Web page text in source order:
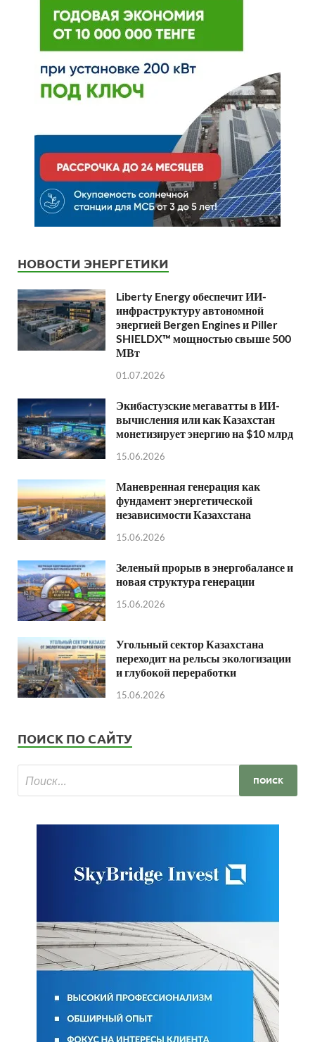
НОВОСТИ ЭНЕРГЕТИКИ
Liberty Energy обеспечит ИИ-
инфраструктуру автономной
энергией Bergen Engines и Piller
SHIELDX™ мощностью свыше 500
МВт
01.07.2026
Экибастузские мегаватты в ИИ-
вычисления или как Казахстан
монетизирует энергию на $10 млрд
15.06.2026
Маневренная генерация как
фундамент энергетической
независимости Казахстана
15.06.2026
Зеленый прорыв в энергобалансе и
новая структура генерации
15.06.2026
Угольный сектор Казахстана
переходит на рельсы экологизации
и глубокой переработки
15.06.2026
ПОИСК ПО САЙТУ